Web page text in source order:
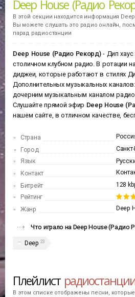
Deep House (Радио
В этой секции находится информация
Вы можете слушать это радио онлайн,
парад радиостанции
Deep House (Радио Рекорд)- Дип хаус
столичном клубном радио. В ротации
диджеи, которые работают в стилях
Дополнительных музыкальных
дочерним музыкальным каналом
Слушайте прямой эфир Deep House
нашем сайте, в отличном качестве,
Страна
Город
Язык
Контакт
Битрейт
128
Рейтинг
Жанр
Deep
Что играло на Deep House (Радио
Deep 23
Плейлист
В этом списке отображены песни,